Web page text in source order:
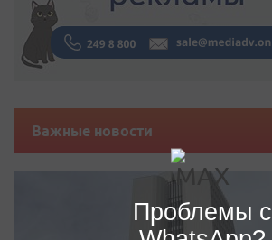
Важные новости
Проблемы с